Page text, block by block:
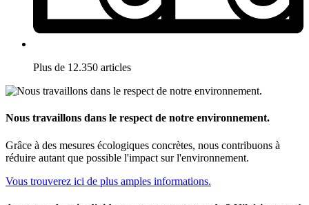
Plus de 12.350 articles
Nous travaillons dans le respect de notre environnement.
Grâce à des mesures écologiques concrètes, nous contribuons à
réduire autant que possible l'impact sur l'environnement.
Vous trouverez ici de plus amples informations.